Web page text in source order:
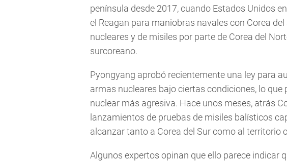
península desde 2017, cuando Estados Unidos
el Reagan para maniobras navales con Corea
nucleares y de misiles por parte de Corea del
surcoreano.
Pyongyang aprobó recientemente una ley para
armas nucleares bajo ciertas condiciones, lo
nuclear más agresiva. Hace unos meses, atrás
lanzamientos de pruebas de misiles balísticos
alcanzar tanto a Corea del Sur como al territorio
Algunos expertos opinan que ello parece indicar